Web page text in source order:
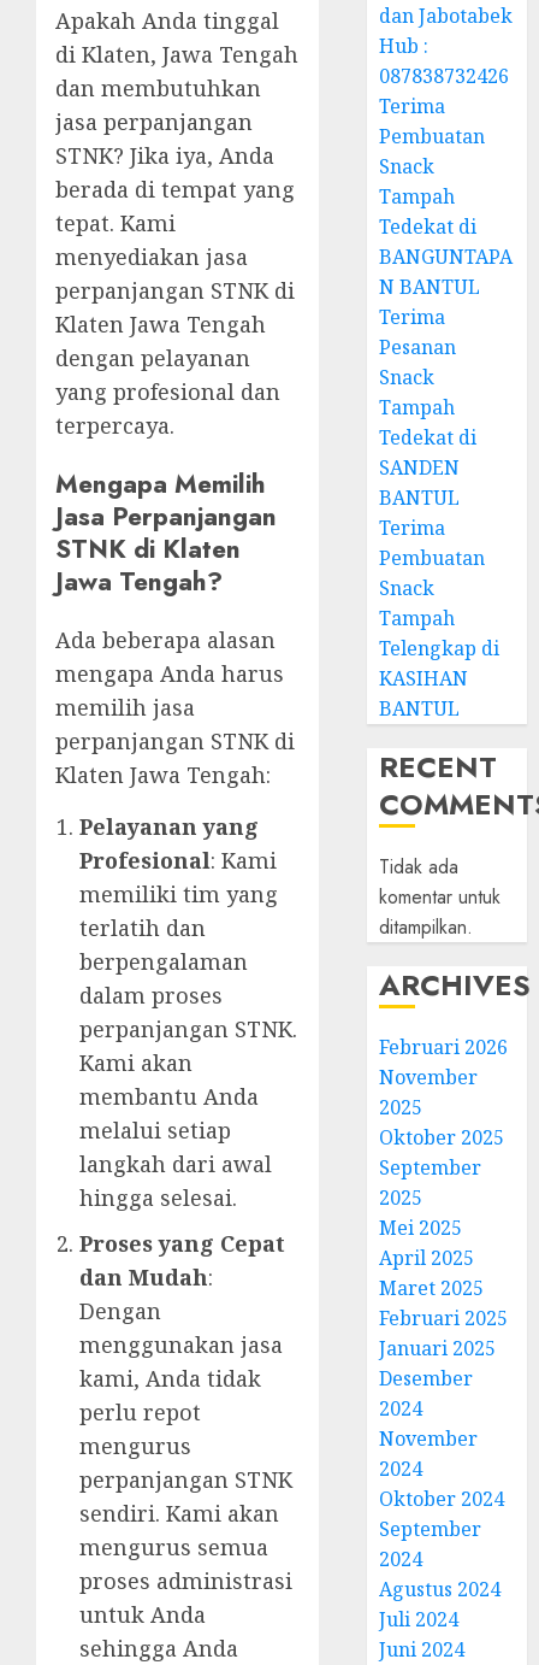
Apakah Anda tinggal
di Klaten, Jawa Tengah
dan membutuhkan
jasa perpanjangan
STNK? Jika iya, Anda
berada di tempat yang
tepat. Kami
menyediakan jasa
perpanjangan STNK di
Klaten Jawa Tengah
dengan pelayanan
yang profesional dan
terpercaya.
Mengapa Memilih
Jasa Perpanjangan
STNK di Klaten
Jawa Tengah?
Ada beberapa alasan
mengapa Anda harus
memilih jasa
perpanjangan STNK di
Klaten Jawa Tengah:
Pelayanan yang
Profesional: Kami
memiliki tim yang
terlatih dan
berpengalaman
dalam proses
perpanjangan STNK.
Kami akan
membantu Anda
melalui setiap
langkah dari awal
hingga selesai.
Proses yang Cepat
dan Mudah:
Dengan
menggunakan jasa
kami, Anda tidak
perlu repot
mengurus
perpanjangan STNK
sendiri. Kami akan
mengurus semua
proses administrasi
untuk Anda
sehingga Anda
dan Jabotabek
Hub :
087838732426
Terima
Pembuatan
Snack
Tampah
Tedekat di
BANGUNTAPA
N BANTUL
Terima
Pesanan
Snack
Tampah
Tedekat di
SANDEN
BANTUL
Terima
Pembuatan
Snack
Tampah
Telengkap di
KASIHAN
BANTUL
RECENT
Tidak ada
komentar untuk
ditampilkan.
ARCHIVES
Februari 2026
November
2025
Oktober 2025
September
2025
Mei 2025
April 2025
Maret 2025
Februari 2025
Januari 2025
Desember
2024
November
2024
Oktober 2024
September
2024
Agustus 2024
Juli 2024
Juni 2024